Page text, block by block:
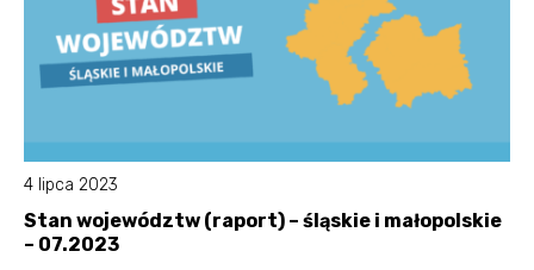
4 lipca 2023
Stan województw (raport) – śląskie i małopolskie
– 07.2023